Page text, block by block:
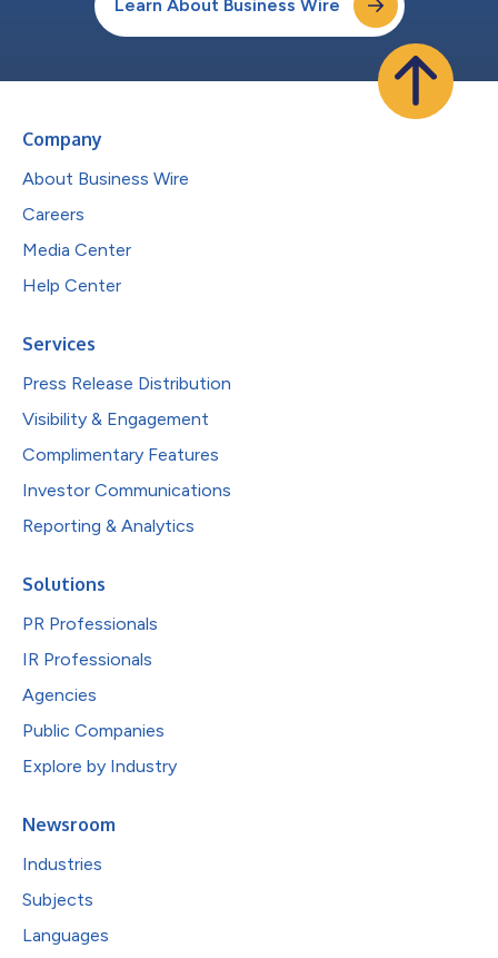
Learn About Business Wire
Company
About Business Wire
Careers
Media Center
Help Center
Services
Press Release Distribution
Visibility & Engagement
Complimentary Features
Investor Communications
Reporting & Analytics
Solutions
PR Professionals
IR Professionals
Agencies
Public Companies
Explore by Industry
Newsroom
Industries
Subjects
Languages